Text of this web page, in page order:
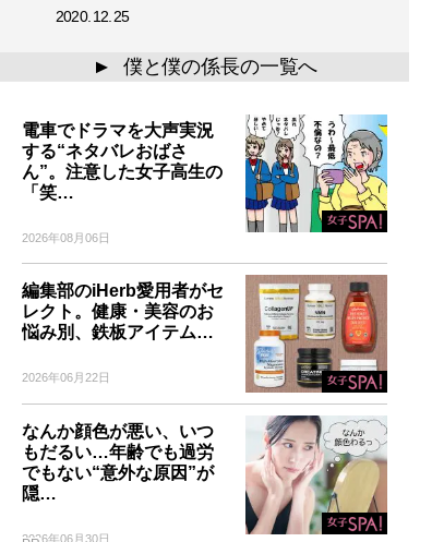
2020.12.25
▲ 僕と僕の係長の一覧へ
電車でドラマを大声実況
する“ネタバレおばさ
ん”。注意した女子高生の
「笑…
2026年08月06日
編集部のiHerb愛用者がセ
レクト。健康・美容のお
悩み別、鉄板アイテム…
2026年06月22日
なんか顔色が悪い、いつ
もだるい…年齢でも過労
でもない“意外な原因”が
隠…
2026年06月30日